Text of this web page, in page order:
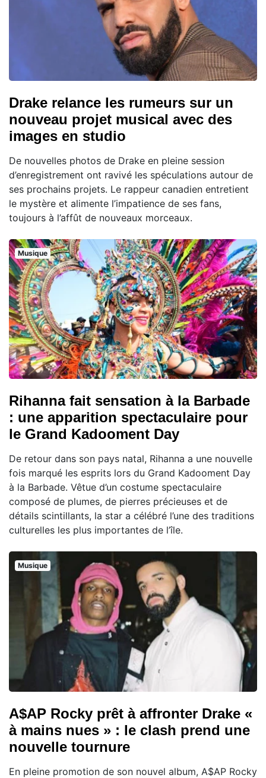
Drake relance les rumeurs sur un
nouveau projet musical avec des
images en studio
De nouvelles photos de Drake en pleine session
d’enregistrement ont ravivé les spéculations autour de
ses prochains projets. Le rappeur canadien entretient
le mystère et alimente l’impatience de ses fans,
toujours à l’affût de nouveaux morceaux.
Musique
Rihanna fait sensation à la Barbade
: une apparition spectaculaire pour
le Grand Kadooment Day
De retour dans son pays natal, Rihanna a une nouvelle
fois marqué les esprits lors du Grand Kadooment Day
à la Barbade. Vêtue d’un costume spectaculaire
composé de plumes, de pierres précieuses et de
détails scintillants, la star a célébré l’une des traditions
culturelles les plus importantes de l’île.
Musique
A$AP Rocky prêt à affronter Drake «
à mains nues » : le clash prend une
nouvelle tournure
En pleine promotion de son nouvel album, A$AP Rocky